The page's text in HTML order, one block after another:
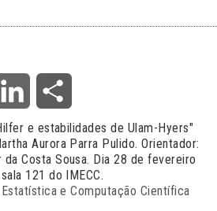
LinkedIn
e estabilidades de Ulam-Hyers"
Aurora Parra Pulido. Orientador:
Costa Sousa. Dia 28 de fevereiro
121 do IMECC.
e Computação Científica